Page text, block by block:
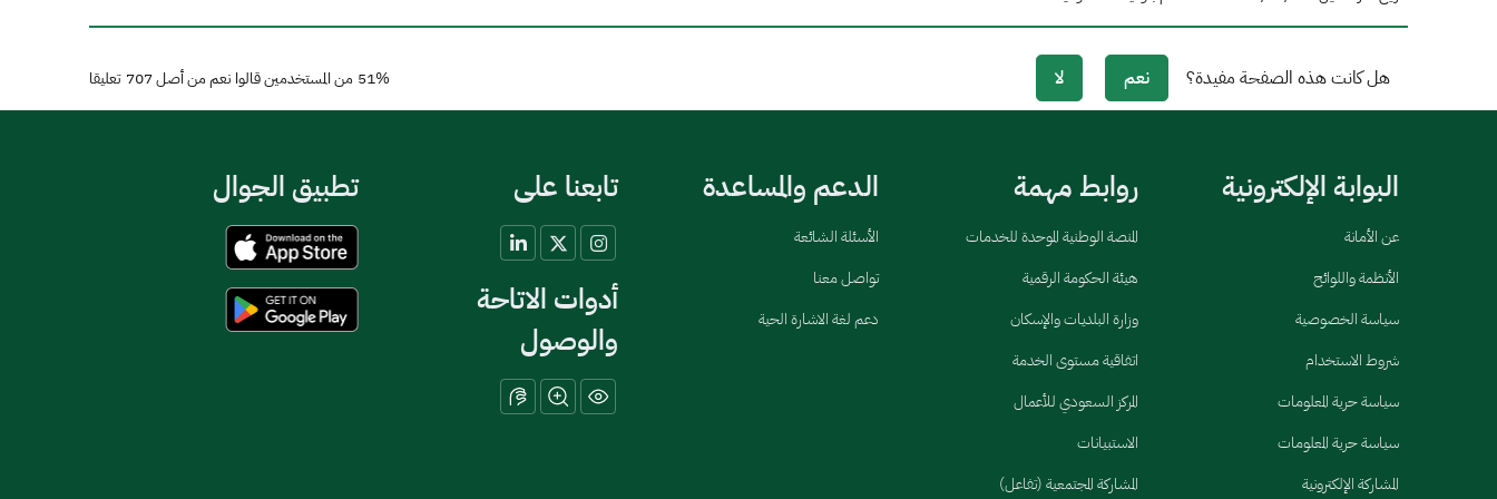
هل كانت هذه الصفحة مفيدة؟ نعم لا 51% من المستخدمين قالوا نعم من أصل707 تعليقا
البوابة الإلكترونية
عن الأمانة
الأنظمة واللوائح
سياسة الخصوصية
شروط الاستخدام
سياسة حرية المعلومات
سياسة حرية المعلومات
المشاركة الإلكترونية
روابط مهمة
المنصة الوطنية الموحدة للخدمات
هيئة الحكومة الرقمية
وزارة البلديات والإسكان
اتفاقية مستوى الخدمة
المركز السعودي للأعمال
الاستبيانات
المشاركة المجتمعية (تفاعل)
الدعم والمساعدة
الأسئلة الشائعة
تواصل معنا
دعم لغة الاشارة الحية
تابعنا على
أدوات الاتاحة
والوصول
تطبيق الجوال